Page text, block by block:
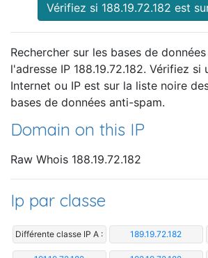
Vérifiez si 188.19.72.182 est
Rechercher sur les bases de
l'adresse IP 188.19.72.182. Vérifiez si
Internet ou IP est sur la liste noire
bases de données anti-spam.
Domain on this IP
Raw Whois 188.19.72.182
Ip par classe
Différente classe IP A : 189.19.72.182